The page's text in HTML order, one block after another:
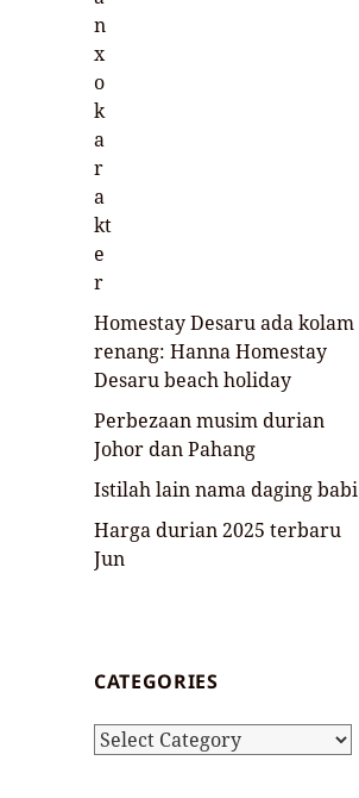
Homestay Desaru ada kolam
renang: Hanna Homestay
Desaru beach holiday
Perbezaan musim durian
Johor dan Pahang
Istilah lain nama daging babi
Harga durian 2025 terbaru
Jun
CATEGORIES
Categories